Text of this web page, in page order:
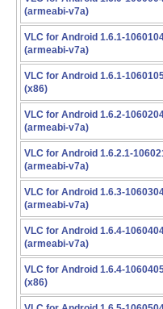
(armeabi-v7a)
VLC for Android 1.6.1-
(armeabi-v7a)
VLC for Android 1.6.1-
(x86)
VLC for Android 1.6.2-
(armeabi-v7a)
VLC for Android 1.6.2.1-
(armeabi-v7a)
VLC for Android 1.6.3-
(armeabi-v7a)
VLC for Android 1.6.4-
(armeabi-v7a)
VLC for Android 1.6.4-
(x86)